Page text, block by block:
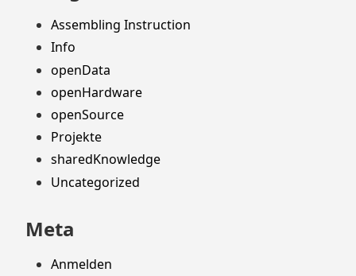
Assembling Instruction
Info
openData
openHardware
openSource
Projekte
sharedKnowledge
Uncategorized
Meta
Anmelden